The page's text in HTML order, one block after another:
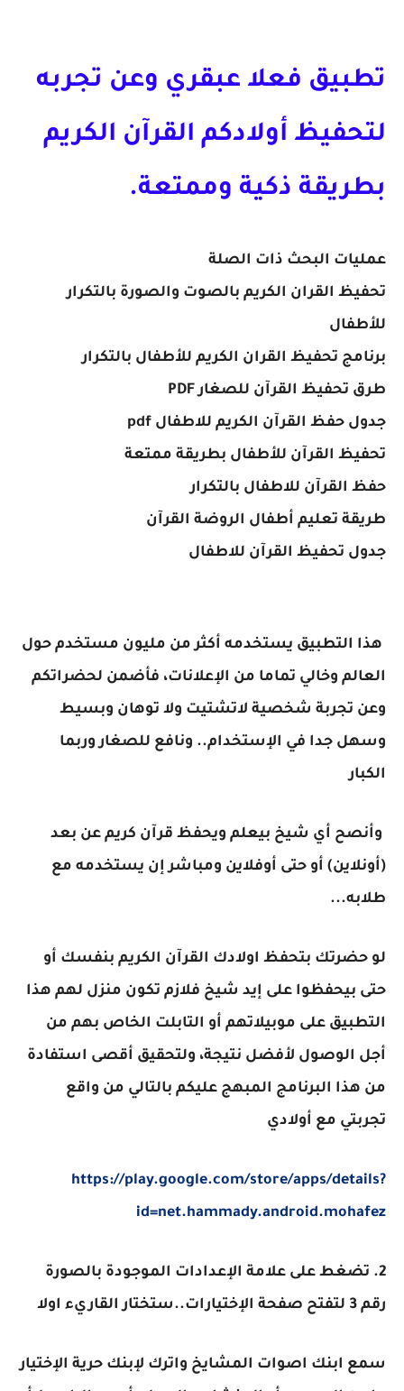
تطبيق فعلا عبقري وعن تجربه
لتحفيظ أولادكم القرآن الكريم
بطريقة ذكية وممتعة.
عمليات البحث ذات الصلة
تحفيظ القران الكريم بالصوت والصورة بالتكرار
للأطفال
برنامج تحفيظ القران الكريم للأطفال بالتكرار
طرق تحفيظ القرآن للصغار PDF
جدول حفظ القرآن الكريم للاطفال pdf
تحفيظ القرآن للأطفال بطريقة ممتعة
حفظ القرآن للاطفال بالتكرار
طريقة تعليم أطفال الروضة القرآن
جدول تحفيظ القرآن للاطفال
هذا التطبيق يستخدمه أكثر من مليون مستخدم حول
العالم وخالي تماما من الإعلانات، فأضمن لحضراتكم
وعن تجربة شخصية لاتشتيت ولا توهان وبسيط
وسهل جدا في الإستخدام.. ونافع للصغار وربما
الكبار
وأنصح أي شيخ بيعلم ويحفظ قرآن كريم عن بعد
(أونلاين) أو حتى أوفلاين ومباشر إن يستخدمه مع
طلابه...
لو حضرتك بتحفظ اولادك القرآن الكريم بنفسك أو
حتى بيحفظوا على إيد شيخ فلازم تكون منزل لهم هذا
التطبيق على موبيلاتهم أو التابلت الخاص بهم من
أجل الوصول لأفضل نتيجة، ولتحقيق أقصى استفادة
من هذا البرنامج المبهج عليكم بالتالي من واقع
تجربتي مع أولادي
https://play.google.com/store/apps/details?
id=net.hammady.android.mohafez
2. تضغط على علامة الإعدادات الموجودة بالصورة
رقم 3 لتفتح صفحة الإختيارات..ستختار القاريء اولا
سمع ابنك اصوات المشايخ واترك لإبنك حرية الإختيار